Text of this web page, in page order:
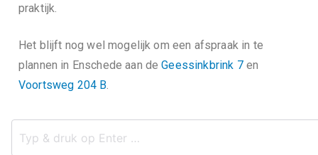
praktijk.
Het blijft nog wel mogelijk om een afspraak in te
plannen in Enschede aan deGeessinkbrink 7en
Voortsweg 204 B